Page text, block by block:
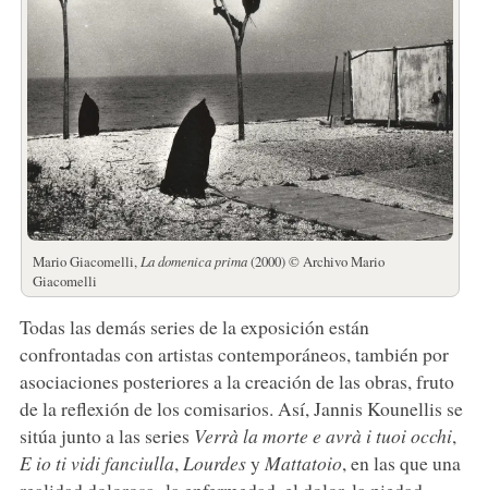
Mario Giacomelli, La domenica prima(2000) © Archivo Mario
Giacomelli
Todas las demás series de la exposición están
confrontadas con artistas contemporáneos, también por
asociaciones posteriores a la creación de las obras, fruto
de la reflexión de los comisarios. Así, Jannis Kounellis se
sitúa junto a las series Verrà la morte e avrà i tuoi occhi,
E io ti vidi fanciulla, Lourdesy Mattatoio, en las que una